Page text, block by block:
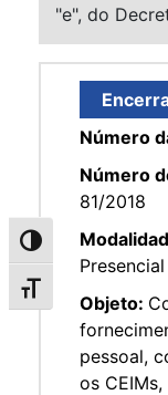
Alternar alto
Alternar tamanho
"e", do
Número
Número
81/2018
Objeto:
pessoal,
os